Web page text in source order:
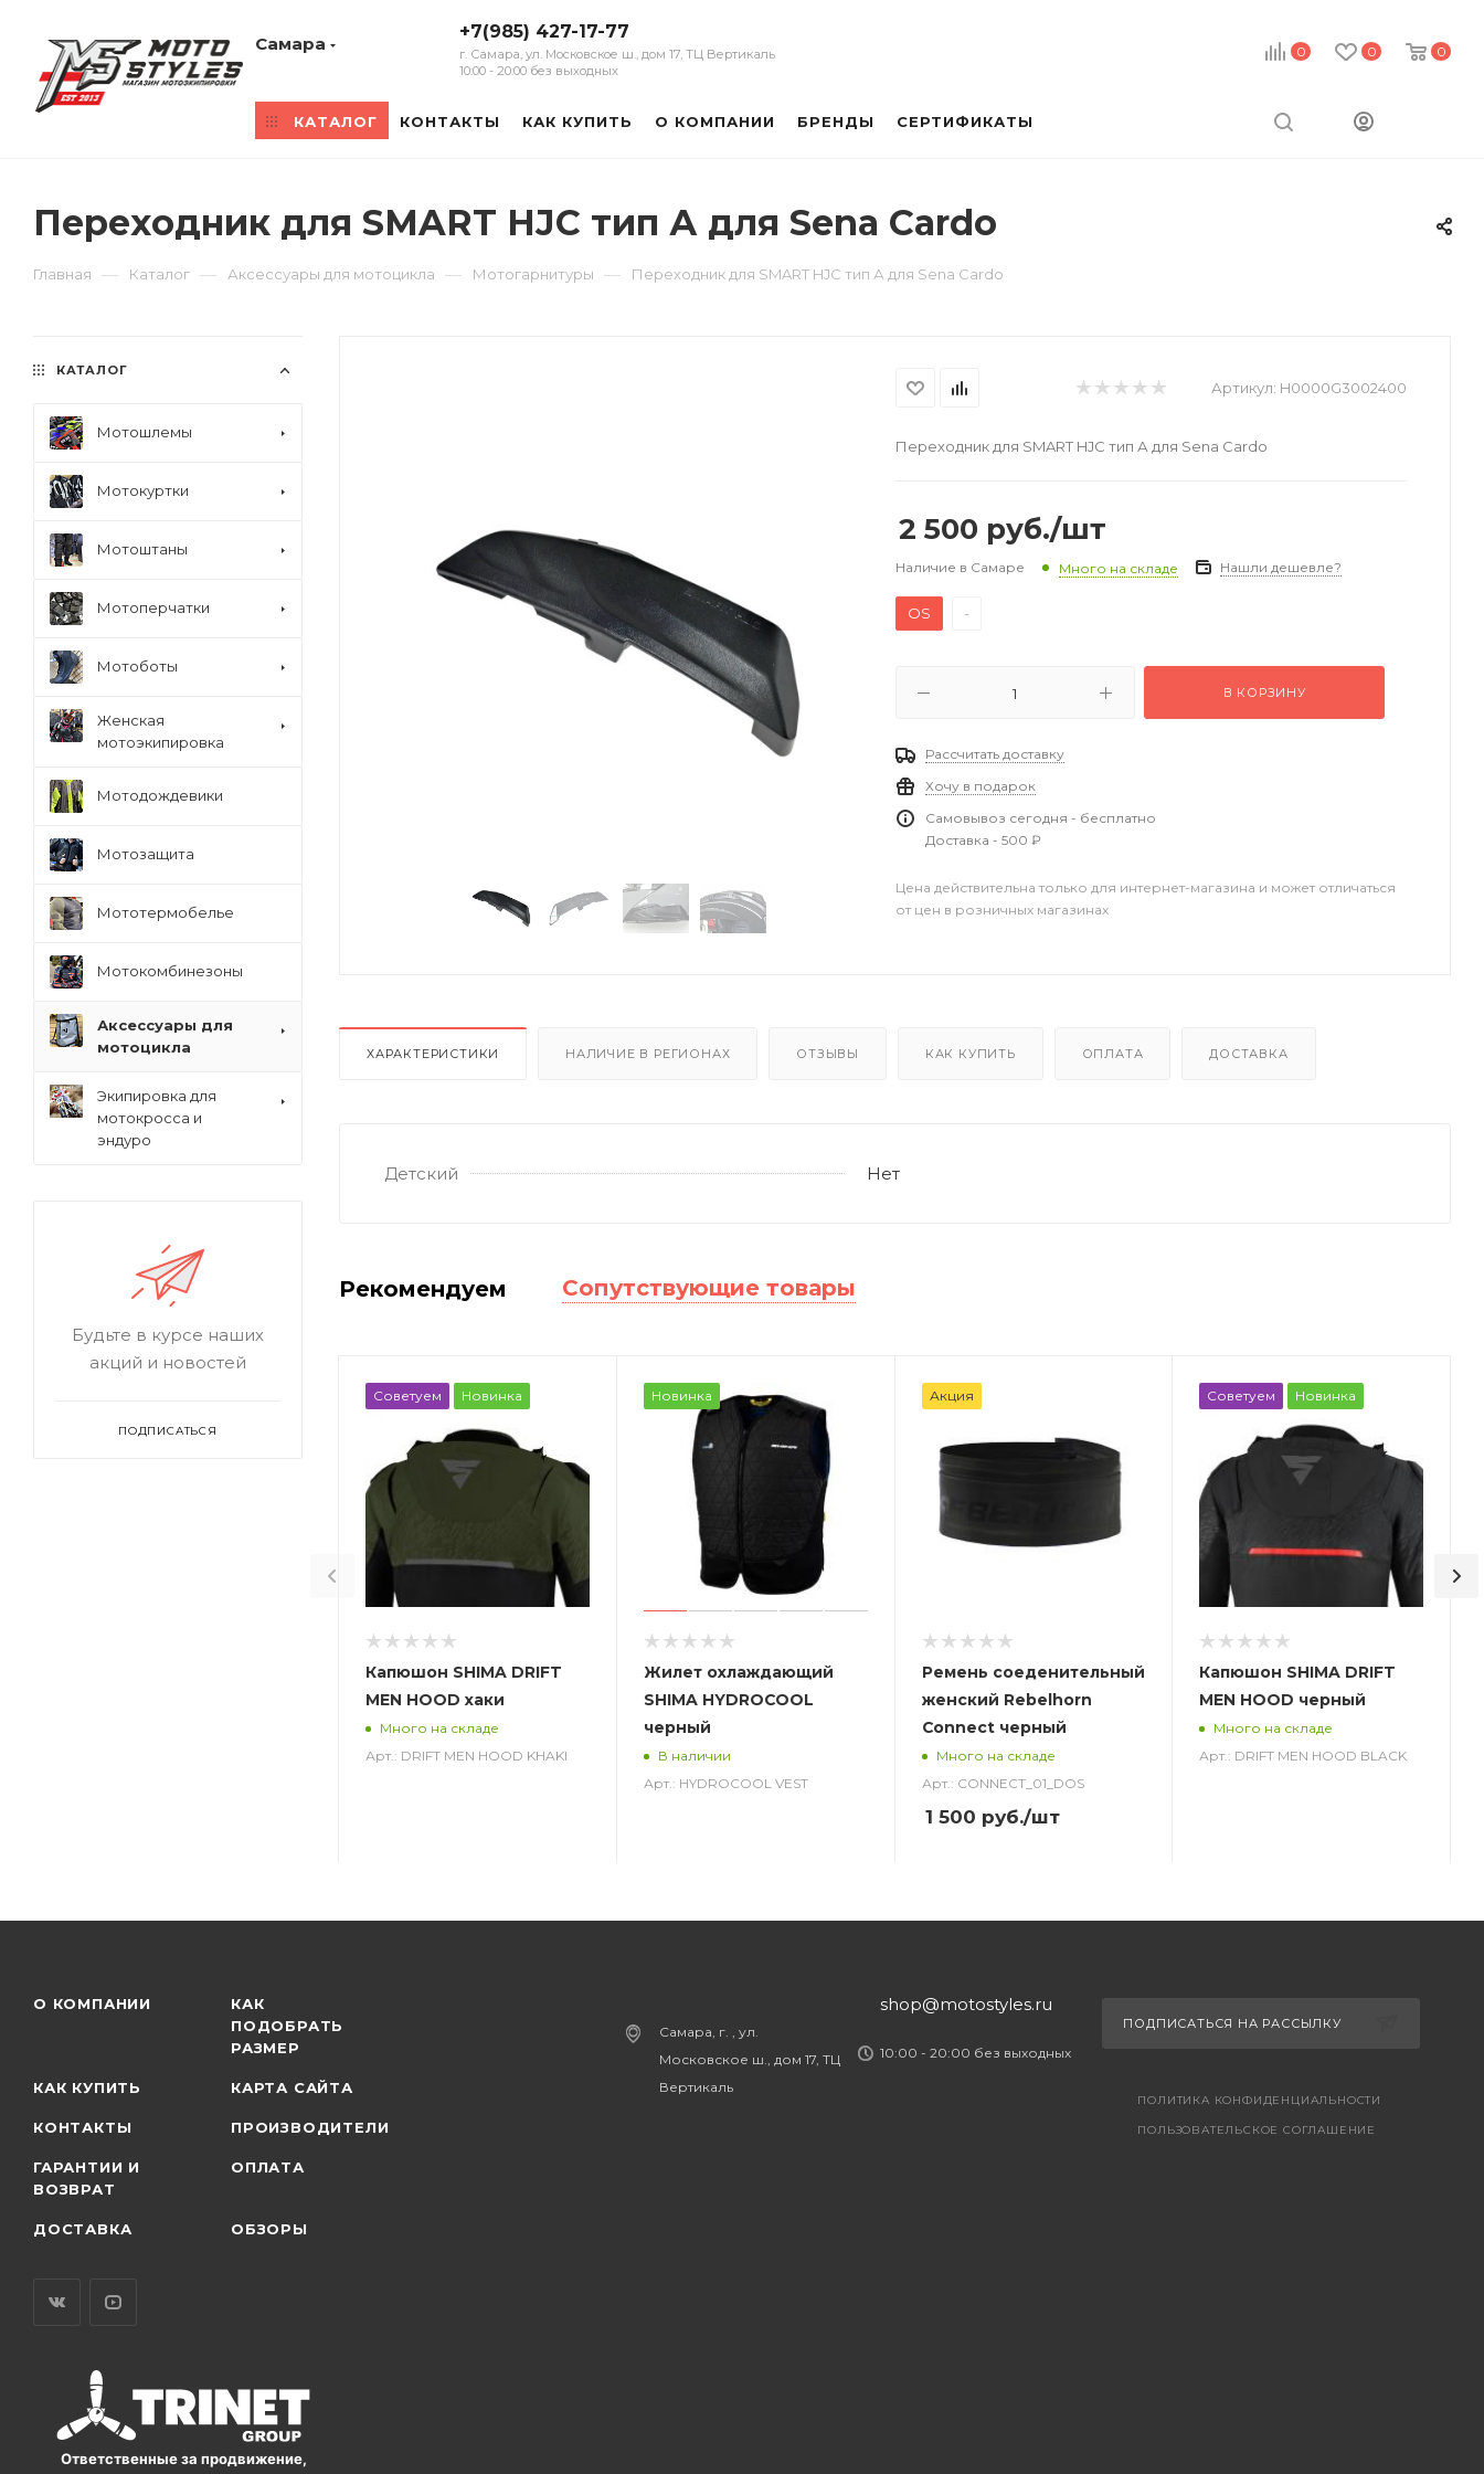
0 0 0
Самара
+7(985) 427-17-77
г. Самара, ул. Московское ш., дом 17, ТЦ Вертикаль
10:00 - 20:00 без выходных
КАТАЛОГ КОНТАКТЫ КАК КУПИТЬ О КОМПАНИИ БРЕНДЫ СЕРТИФИКАТЫ
Переходник для SMART HJC тип А для Sena Cardo
Главная — Каталог — Аксессуары для мотоцикла — Мотогарнитуры — Переходник для SMART HJC тип А для Sena Cardo
Артикул: H0000G3002400
Переходник для SMART HJC тип А для Sena Cardo
2 500 руб./шт
Наличие в Самаре Много на складе Нашли дешевле?
OS -
В КОРЗИНУ
Рассчитать доставку
Хочу в подарок
Самовывоз сегодня - бесплатно
Доставка - 500 ₽
Цена действительна только для интернет-магазина и может отличаться
от цен в розничных магазинах
ХАРАКТЕРИСТИКИ НАЛИЧИЕ В РЕГИОНАХ ОТЗЫВЫ КАК КУПИТЬ ОПЛАТА ДОСТАВКА
Детский Нет
Рекомендуем Сопутствующие товары
Советуем Новинка
Капюшон SHIMA DRIFT
MEN HOOD хаки
Много на складе
Арт.: DRIFT MEN HOOD KHAKI
Новинка
Жилет охлаждающий
SHIMA HYDROCOOL
черный
В наличии
Арт.: HYDROCOOL VEST
Акция
Ремень соеденительный
женский Rebelhorn
Connect черный
Много на складе
Арт.: CONNECT_01_DOS
1 500 руб./шт
Советуем Новинка
Капюшон SHIMA DRIFT
MEN HOOD черный
Много на складе
Арт.: DRIFT MEN HOOD BLACK
КАТАЛОГ
Мотошлемы
Мотокуртки
Мотоштаны
Мотоперчатки
Мотоботы
Женская
мотоэкипировка
Мотодождевики
Мотозащита
Мототермобелье
Мотокомбинезоны
Аксессуары для
мотоцикла
Экипировка для
мотокросса и
эндуро
Будьте в курсе наших
акций и новостей
ПОДПИСАТЬСЯ
О КОМПАНИИ
КАК
ПОДОБРАТЬ
РАЗМЕР
КАК КУПИТЬ КАРТА САЙТА
КОНТАКТЫ ПРОИЗВОДИТЕЛИ
ГАРАНТИИ И
ВОЗВРАТ
ОПЛАТА
ДОСТАВКА ОБЗОРЫ
Ответственные за продвижение,
Самара, г. , ул.
Московское ш., дом 17, ТЦ
Вертикаль
shop@motostyles.ru
10:00 - 20:00 без выходных
ПОДПИСАТЬСЯ НА РАССЫЛКУ
ПОЛИТИКА КОНФИДЕНЦИАЛЬНОСТИ
ПОЛЬЗОВАТЕЛЬСКОЕ СОГЛАШЕНИЕ